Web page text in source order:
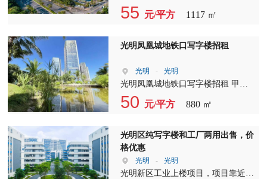
生产 光明新区，制造业，智能科技
也汇聚地，区域内高薪科技行业，智
密关注和大力支持，潜力极大！ 光
薪科技办公汇聚区，车位充足，花园
式办公环境，坐享光明科技，制造业
熟，无缝连接高端制造，智能科技行
您的企业快速发展和腾飞！！
产、楼上工业最佳选择、可申请多项
政策补贴 房号：1605单元 三面采光
税/月 空调：24小时记电费 朝向：东
合格，可上下水排烟排污、红本可备
案、可协助申请多项补贴、可办公及
生产 光明新区，制造业，智能科技
也汇聚地，区域内高薪科技行业，智
密关注和大力支持，潜力极大！ 光
明新区，邻近高铁光明站，光明区高
薪科技办公汇聚区，车位充足，花园
式办公环境，坐享光明科技，制造业
55 元/平方 1117 ㎡
光明凤凰城地铁口写字楼招租
光明 - 光明
光明凤凰城地铁口写字楼招租 甲级
写字楼，精装418平 5+1格局 电梯口
单位，双面采光，随时看房！
50 元/平方 880 ㎡
光明区纯写字楼和工厂两用出售，价
格优惠
光明 - 光明
光明新区工业上楼项目，项目靠近地